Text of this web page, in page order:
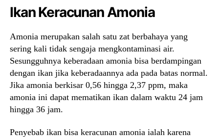
Ikan Keracunan Amonia
Amonia merupakan salah satu zat berbahaya yang
sering kali tidak sengaja mengkontaminasi air.
Sesungguhnya keberadaan amonia bisa berdampingan
dengan ikan jika keberadaannya ada pada batas normal.
Jika amonia berkisar 0,56 hingga 2,37 ppm, maka
amonia ini dapat mematikan ikan dalam waktu 24 jam
hingga 36 jam.
Penyebab ikan bisa keracunan amonia ialah karena